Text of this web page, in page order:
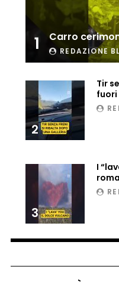
incendio
1 REDAZIONE
2
Tir
fuori
3
I